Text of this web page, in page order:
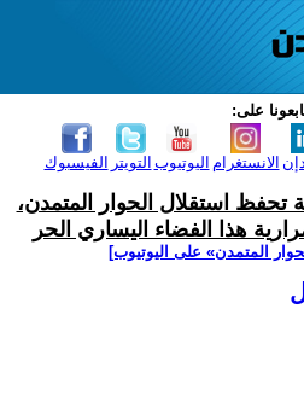
على:
الفيسبوك التويتر اليوتيوب الانستغرام
تحفظ استقلال الحوار المتمدن،
هذا الفضاء اليساري الحر
المتمدن» على اليوتيوب]